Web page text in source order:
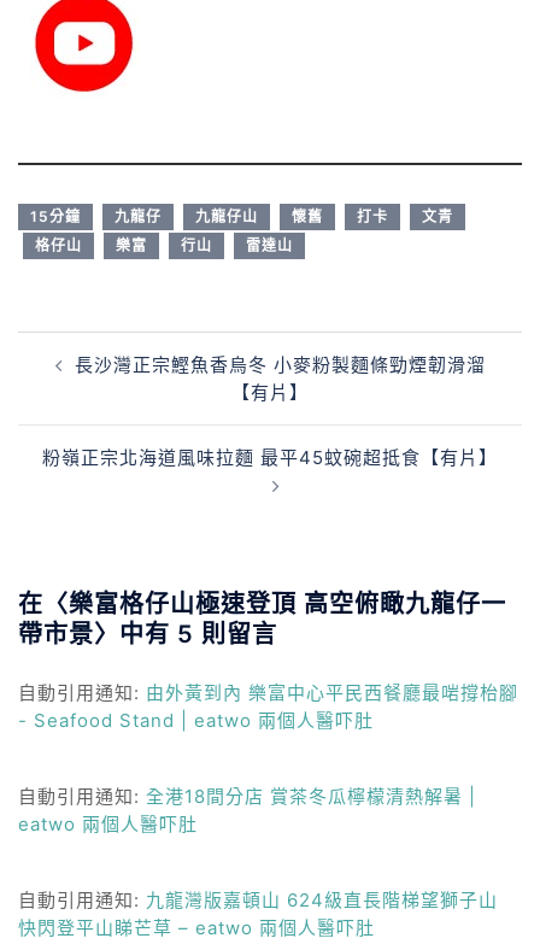
15分鐘 九龍仔 九龍仔山 懷舊 打卡
文青
格仔山
樂富 行山 雷達山
長沙灣正宗鰹魚香烏冬 小麥粉製麵條勁煙韌滑溜
【有片】
粉嶺正宗北海道風味拉麵 最平45蚊碗超抵食【有片】
在〈樂富格仔山極速登頂 高空俯瞰九龍仔一
帶市景〉中有 5 則留言
自動引用通知: 由外黃到內 樂富中心平民西餐廳最啱撐枱腳
- Seafood Stand | eatwo 兩個人醫吓肚
自動引用通知: 全港18間分店 賞茶冬瓜檸檬清熱解暑 |
eatwo 兩個人醫吓肚
自動引用通知: 九龍灣版嘉頓山 624級直長階梯望獅子山
快閃登平山睇芒草 – eatwo 兩個人醫吓肚